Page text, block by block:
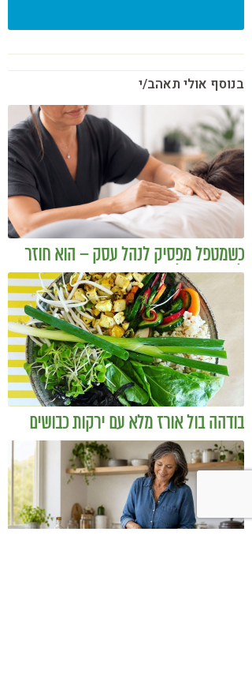
בנוסף אולי תאהב/י
כשמטפל מפסיק לנהל עסק – הוא חוזר
להיות מטפל
בודהה בול אורז מלא עם ירקות כבושים
ומקושקשת טופו